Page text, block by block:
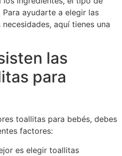
ayudarte a elegir las
aquí tienes una
las
para
toallitas para bebés, debes
factores:
es elegir toallitas